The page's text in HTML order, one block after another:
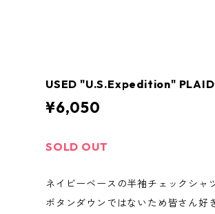
USED "U.S.Expedition" PLAID
¥6,050
SOLD OUT
ネイビーベースの半袖チェックシャ
ボタンダウンではないため皆さん好